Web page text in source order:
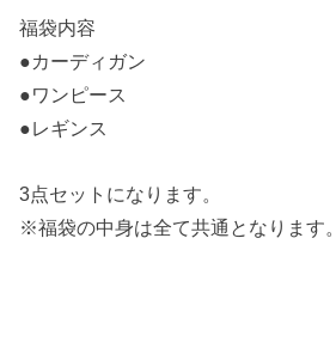
福袋内容
●カーディガン
●ワンピース
●レギンス
3点セットになります。
※福袋の中身は全て共通となります。